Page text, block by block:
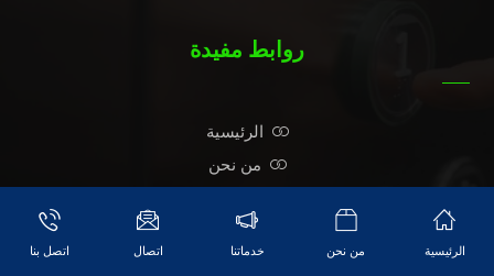
روابط مفيدة
الرئيسية
من نحن
مقالات
الرئيسية من نحن خدماتنا اتصال اتصل بنا